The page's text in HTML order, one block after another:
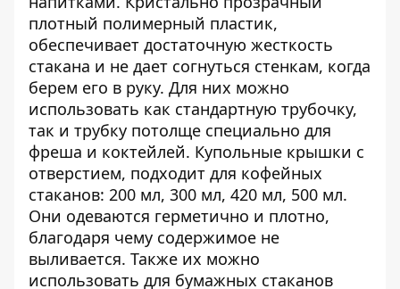
плотный полимерный пластик,
обеспечивает достаточную жесткость
стакана и не дает согнуться стенкам, когда
берем его в руку. Для них можно
использовать как стандартную трубочку,
так и трубку потолще специально для
фреша и коктейлей. Купольные крышки с
отверстием, подходит для кофейных
стаканов: 200 мл, 300 мл, 420 мл, 500 мл.
Они одеваются герметично и плотно,
благодаря чему содержимое не
выливается. Также их можно
использовать для бумажных стаканов